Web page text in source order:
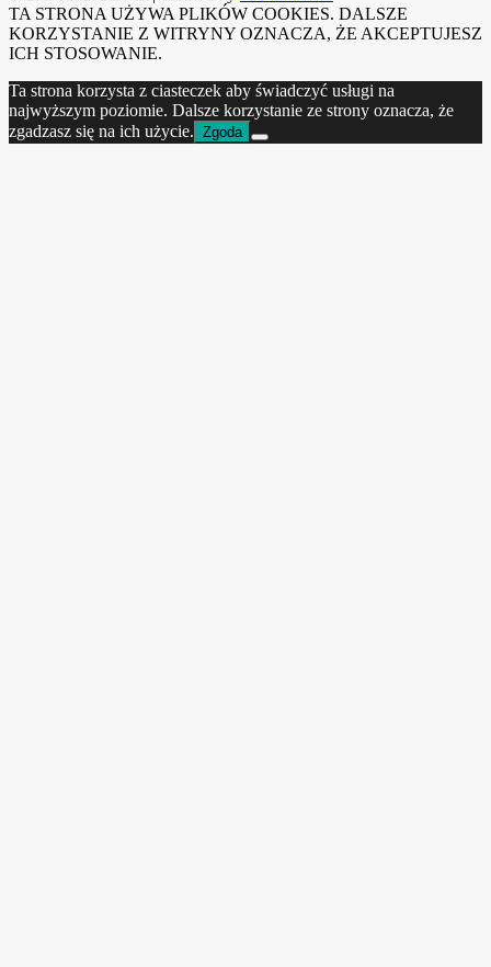
TA STRONA UŻYWA PLIKÓW COOKIES. DALSZE
KORZYSTANIE Z WITRYNY OZNACZA, ŻE AKCEPTUJESZ
ICH STOSOWANIE.
Ta strona korzysta z ciasteczek aby świadczyć usługi na
najwyższym poziomie. Dalsze korzystanie ze strony oznacza, że
zgadzasz się na ich użycie. Zgoda